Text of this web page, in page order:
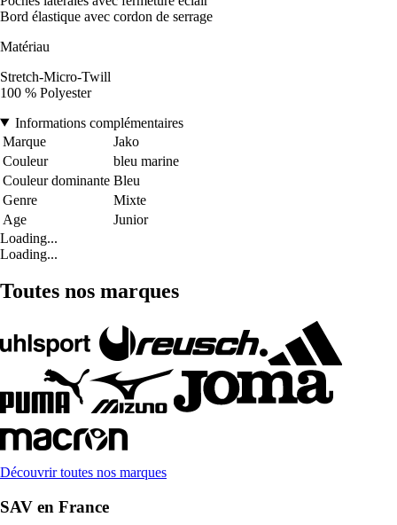
Bord élastique avec cordon de serrage
Matériau
Stretch-Micro-Twill
100 % Polyester
Informations complémentaires
Marque
Jako
Couleur
bleu marine
Couleur dominante Bleu
Genre
Mixte
Age
Junior
Loading...
Loading...
Toutes nos marques
Découvrir toutes nos marques
SAV en France